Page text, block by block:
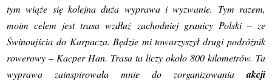
tym wiąże się kolejna duża wyprawa i wyzwanie. Tym razem,
moim celem jest trasa wzdłuż zachodniej granicy Polski – ze
Świnoujścia do Karpacza. Będzie mi towarzyszył drugi podróżnik
rowerowy – Kacper Han. Trasa ta liczy około 800 kilometrów. Ta
wyprawa zainspirowała mnie do zorganizowaniaakcji